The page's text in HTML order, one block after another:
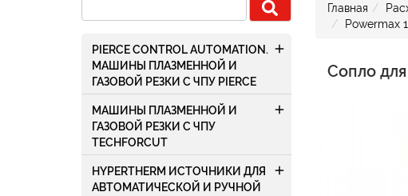
PIERCE CONTROL AUTOMATION.
МАШИНЫ ПЛАЗМЕННОЙ И
ГАЗОВОЙ РЕЗКИ С ЧПУ PIERCE
add
МАШИНЫ ПЛАЗМЕННОЙ И
ГАЗОВОЙ РЕЗКИ С ЧПУ
TECHFORCUT
add
HYPERTHERM ИСТОЧНИКИ ДЛЯ
АВТОМАТИЧЕСКОЙ И РУЧНОЙ
add
Главная
Powermax
Сопло